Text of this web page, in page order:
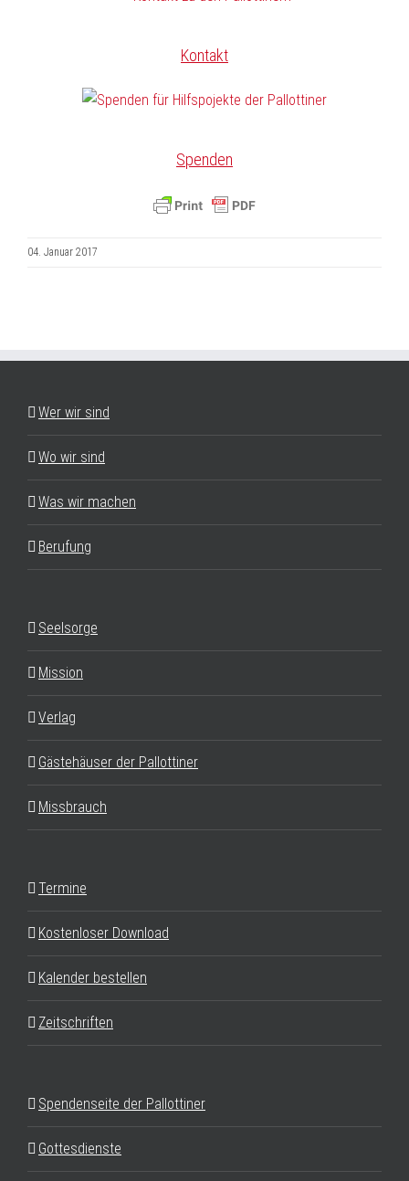
Kontakt
Spenden
04. Januar 2017
Wer wir sind
Wo wir sind
Was wir machen
Berufung
Seelsorge
Mission
Verlag
Gästehäuser der Pallottiner
Missbrauch
Termine
Kostenloser Download
Kalender bestellen
Zeitschriften
Spendenseite der Pallottiner
Gottesdienste